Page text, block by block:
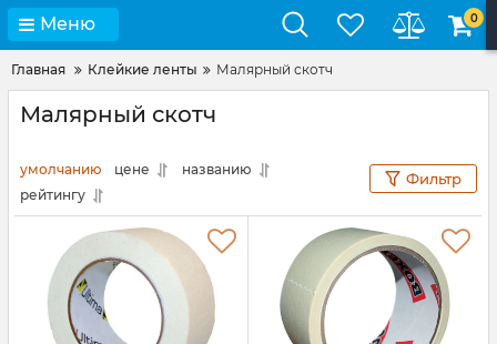
Меню 0
Главная Клейкие ленты Малярный скотч
Малярный скотч
умолчанию цене
названию
рейтингу
Фильтр